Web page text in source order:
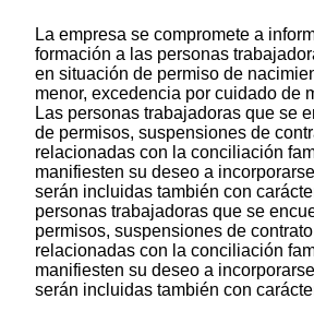
La empresa se compromete a
formación a las personas
en situación de permiso de
menor, excedencia por cuidado de
Las personas trabajadoras que se
de permisos, suspensiones de
relacionadas con la conciliación
manifiesten su deseo a
serán incluidas también con
personas trabajadoras que se
permisos, suspensiones de
relacionadas con la conciliación
manifiesten su deseo a
serán incluidas también con